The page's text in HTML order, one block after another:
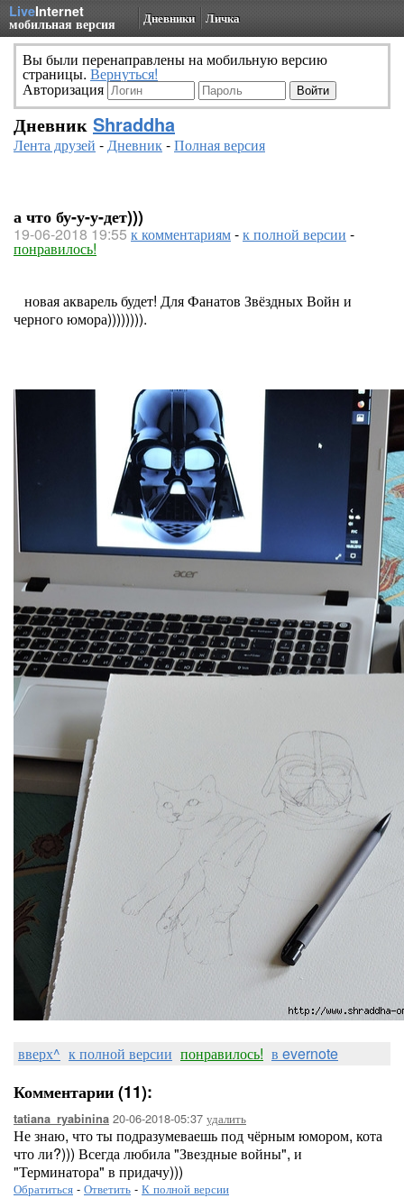
LiveInternet
мобильная версия Дневники Личка
Вы были перенаправлены на мобильную версию
страницы. Вернуться!
Авторизация
Дневник Shraddha
Лента друзей -Дневник-Полная версия
а что бу-у-у-дет)))
19-06-2018 19:55 к комментариям-к полной версии -
понравилось!
новая акварель будет! Для Фанатов Звёздных Войн и
черного юмора)))))))).
вверх^ к полной версии понравилось! в evernote
Комментарии (11):
tatiana_ryabinina 20-06-2018-05:37 удалить
Не знаю, что ты подразумеваешь под чёрным юмором, кота
что ли?))) Всегда любила "Звездные войны", и
"Терминатора" в придачу)))
Обратиться - Ответить - К полной версии